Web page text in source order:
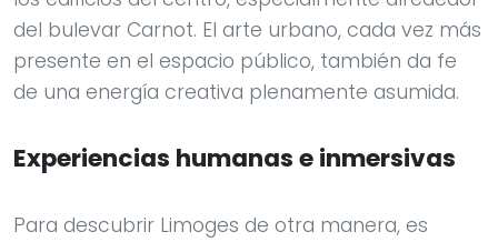
del bulevar Carnot. El arte urbano, cada vez más
presente en el espacio público, también da fe
de una energía creativa plenamente asumida.
Experiencias humanas e inmersivas
Para descubrir Limoges de otra manera, es